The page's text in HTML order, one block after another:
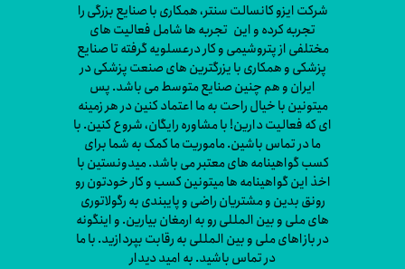
شرکت ایزو کانسالت سنتر، همکاری با صنایع بزرگی را
تجربه کرده و این تجربه ها شامل فعالیت های
مختلفی از پتروشیمی و کار درعسلویه گرفته تا صنایع
پزشکی و همکاری با یزرگترین های صنعت پزشکی در
ایران و هم چنین صنایع متوسط می باشد. پس
میتونین با خیال راحت به ما اعتماد کنین در هر زمینه
ای که فعالیت دارین! با مشاوره رایگان، شروع کنین. با
ما در تماس باشین. ماموریت ما کمک به شما برای
کسب گواهینامه های معتبر می باشد. میدونستین با
اخذ این گواهینامه ها میتونین کسب و کار خودتون رو
رونق بدین و مشتریان راضی و پایبندی به رگولاتوری
های ملی و بین المللی رو به ارمغان بیارین. و اینگونه
در بازاهای ملی و بین المللی به رقابت بپردازید. با ما
در تماس باشید. به امید دیدار